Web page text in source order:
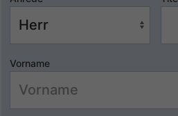
Vorname